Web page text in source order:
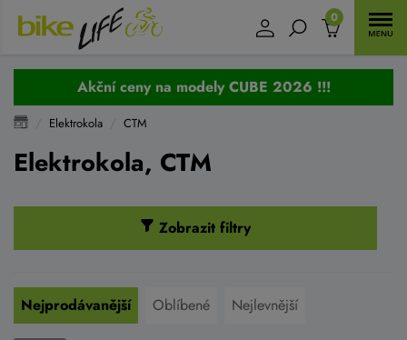
0
Akční ceny na modely CUBE 2026 !!!
Elektrokola CTM
Elektrokola, CTM
Zobrazit filtry
Nejprodávanější Oblíbené Nejlevnější